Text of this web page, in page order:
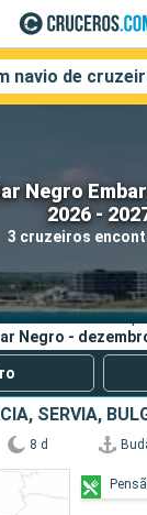
Negro
2026 -
3 cruzeiros
navio de
seus critérios de
Negro -
8 d